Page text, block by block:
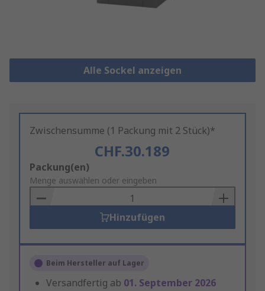
Alle Sockel anzeigen
Zwischensumme (1 Packung mit 2 Stück)*
CHF.30.189
Add
to
Basket
Packung(en)
Menge auswählen oder eingeben
Hinzufügen
Beim Hersteller auf Lager
Versandfertig ab 01. September 2026